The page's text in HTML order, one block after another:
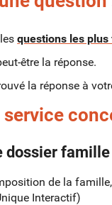
lesquestions les
être la réponse.
la réponse à
dossier famille
de la
Interactif)